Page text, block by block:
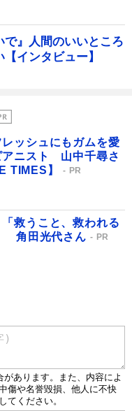
』人間のいいところ
インタビュー】
ッシュにもガムを愛
アニスト 山中千尋さ
TIMES】
PR
「救うこと、救われる
角田光代さん
PR